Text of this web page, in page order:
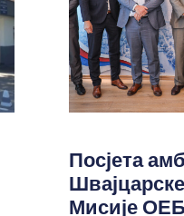
Посјета
Мисије